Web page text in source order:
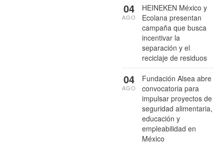
HEINEKEN México y
Ecolana presentan
campaña que busca
incentivar la
separación y el
reciclaje de residuos
04
AGO
Fundación Alsea abre
convocatoria para
impulsar proyectos de
seguridad alimentaria,
educación y
empleabilidad en
México
04
AGO